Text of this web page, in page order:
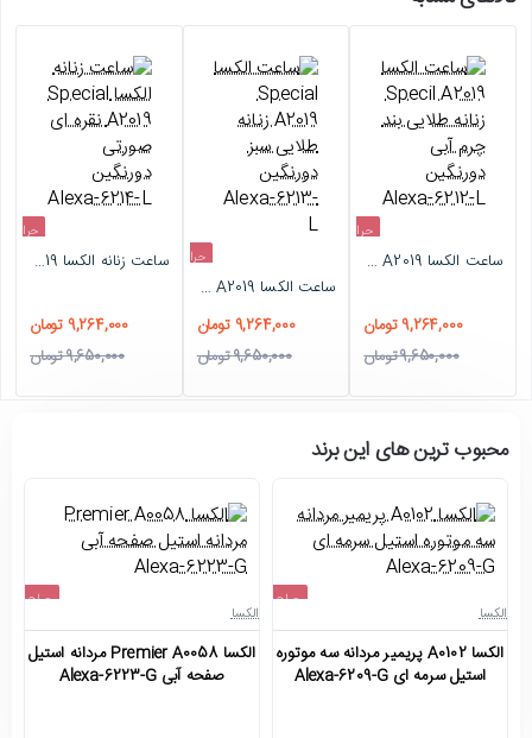
حراج
ساعت الکسا Specil A2019 زنانه طلایی بند چرم آبی دورنگین Alexa-6212-L
9,264,000 تومان
9,650,000 تومان
حراج
ساعت الکسا Special A2019 زنانه طلایی سبز دورنگین Alexa-6213-L
9,264,000 تومان
9,650,000 تومان
حراج
ساعت زنانه الکسا Special A2019 نقره ای صورتی دورنگین Alexa-6214-L
9,264,000 تومان
9,650,000 تومان
محبوب ترین های این برند
حراج
اتمام موجودی
الکسا
الکسا A0102 پریمیر مردانه سه موتوره
استیل سرمه ای Alexa-6209-G
حراج
اتمام موجودی
الکسا
الکسا Premier A0058 مردانه استیل
صفحه آبی Alexa-6223-G